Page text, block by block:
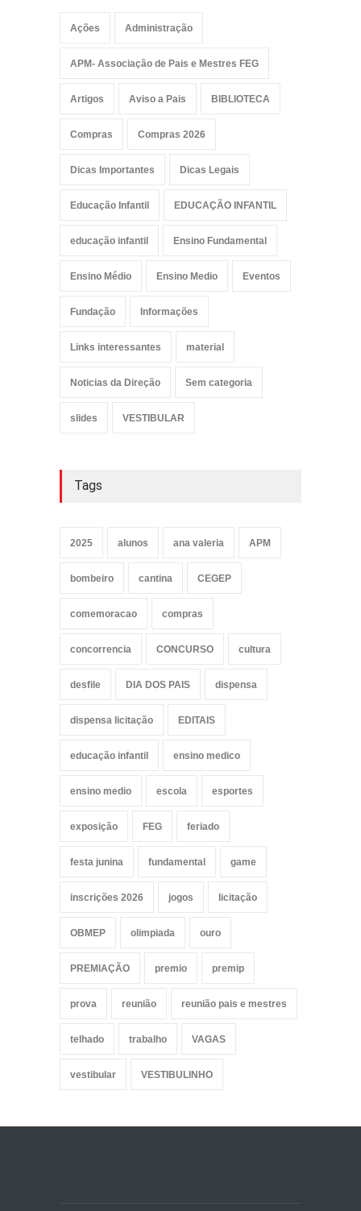
Ações Administração
APM- Associação de Pais e Mestres FEG
Artigos Aviso a Pais BIBLIOTECA
Compras Compras 2026
Dicas Importantes Dicas Legais
Educação Infantil EDUCAÇÃO INFANTIL
educação infantil Ensino Fundamental
Ensino Médio Ensino Medio Eventos
Fundação Informações
Links interessantes material
Noticias da Direção Sem categoria
slides VESTIBULAR
Tags
2025 alunos ana valeria APM
bombeiro cantina CEGEP
comemoracao compras
concorrencia CONCURSO cultura
desfile DIA DOS PAIS dispensa
dispensa licitação EDITAIS
educação infantil ensino medico
ensino medio escola esportes
exposição FEG feriado
festa junina fundamental game
inscrições 2026 jogos licitação
OBMEP olimpiada ouro
PREMIAÇÃO premio premip
prova reunião reunião pais e mestres
telhado trabalho VAGAS
vestibular VESTIBULINHO